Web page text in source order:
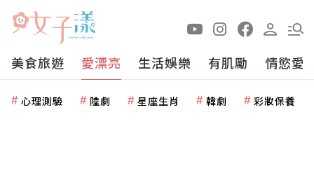
美食旅遊 愛漂亮 生活娛樂 有肌勵 情慾愛
心理測驗 陸劇 星座生肖 韓劇 彩妝保養